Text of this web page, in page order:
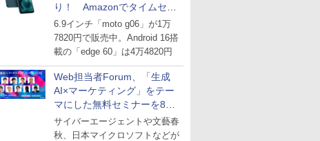
り！ Amazonでタイムセー
ル
6.9インチ「moto g06」が1万
7820円で販売中。Android 16搭
載の「edge 60」は4万4820円
Web担当者Forum、「生成
AI×マーケティング」をテー
マにした無料セミナーを8月
27日にオンライン開催
サイバーエージェントや文藝春
秋、日本マイクロソフトなどが